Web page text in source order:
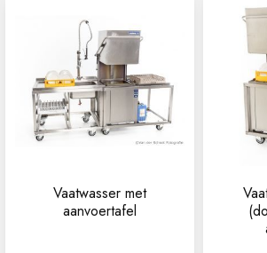
Vaatwasser met
aanvoertafel